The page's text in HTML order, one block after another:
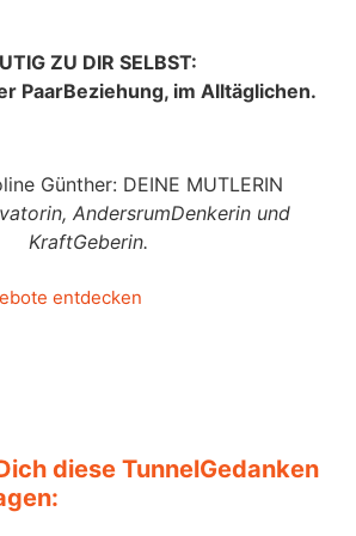
ZU DIR SELBST:
PaarBeziehung, im Alltäglichen.
Günther: DEINE MUTLERIN
AndersrumDenkerin und
KraftGeberin.
entdecken
diese TunnelGedanken